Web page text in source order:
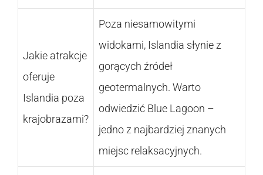
Jakie atrakcje
oferuje
Islandia poza
krajobrazami?
Poza niesamowitymi
widokami, Islandia słynie z
gorących źródeł
geotermalnych. Warto
odwiedzić Blue Lagoon –
jedno z najbardziej znanych
miejsc relaksacyjnych.